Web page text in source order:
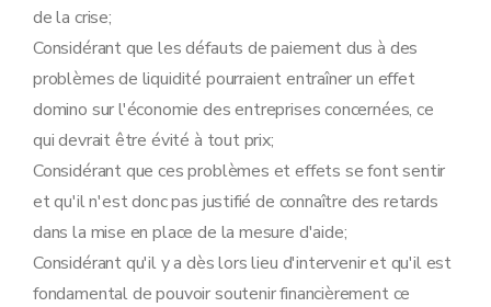
de la crise;
Considérant que les défauts de paiement dus à des
problèmes de liquidité pourraient entraîner un effet
domino sur l'économie des entreprises concernées, ce
qui devrait être évité à tout prix;
Considérant que ces problèmes et effets se font sentir
et qu'il n'est donc pas justifié de connaître des retards
dans la mise en place de la mesure d'aide;
Considérant qu'il y a dès lors lieu d'intervenir et qu'il est
fondamental de pouvoir soutenir financièrement ce